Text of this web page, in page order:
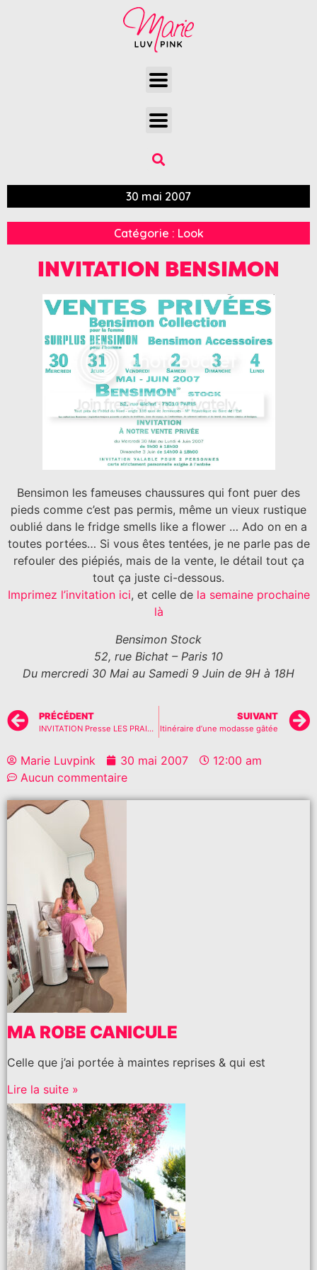
30 mai 2007
Catégorie : Look
INVITATION BENSIMON
Bensimon les fameuses chaussures qui font puer des
pieds comme c’est pas permis, même un vieux rustique
oublié dans le fridge smells like a flower … Ado on en a
toutes portées… Si vous êtes tentées, je ne parle pas de
refouler des piépiés, mais de la vente, le détail tout ça
tout ça juste ci-dessous.
Imprimez l’invitation ici, et celle de la semaine prochaine
là
Bensimon Stock
52, rue Bichat – Paris 10
Du mercredi 30 Mai au Samedi 9 Juin de 9H à 18H
PRÉCÉDENT
INVITATION Presse LES PRAIRIES DE PARIS
SUIVANT
Itinéraire d’une modasse gâtée
Marie Luvpink 30 mai 2007
12:00 am
Aucun commentaire
MA ROBE CANICULE
Celle que j’ai portée à maintes reprises & qui est
Lire la suite »